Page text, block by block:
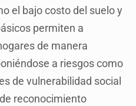
el bajo costo del suelo y
permiten a
de manera
a riesgos como
de vulnerabilidad social
reconocimiento